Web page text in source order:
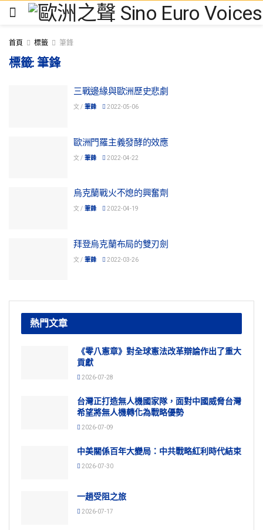
首頁 標籤 筆鋒
標籤:筆鋒
三戰邊緣與歐洲歷史悲劇
文 / 筆鋒 2022-05-06
歐洲門羅主義發酵的效應
文 / 筆鋒 2022-04-22
烏克蘭戰火不熄的興奮劑
文 / 筆鋒 2022-04-19
拜登烏克蘭布局的雙刃劍
文 / 筆鋒 2022-03-26
熱門文章
《零八憲章》對全球憲法改革辯論作出了重大
貢獻
2026-07-28
台灣正打造無人機國家隊，面對中國威脅台灣
希望將無人機轉化為戰略優勢
2026-07-09
中美關係百年大變局：中共戰略紅利時代結束
2026-07-30
一趟受阻之旅
2026-07-17